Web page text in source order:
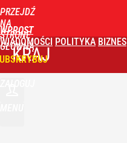
PRZEJDŹ
NA
STRONĘ
GŁÓWNĄ
WPROST
WIADOMOŚCI POLITYKA BIZNES
KRAJ